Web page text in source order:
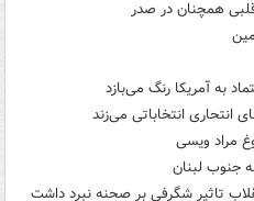
همچنان در صدر
به آمریکا رنگ می‌بازد
انتحاری انتخاباتی می‌زند
مراد ویسی
جنوب لبنان
تاثیر شگرفی بر صحنه نبرد داشت